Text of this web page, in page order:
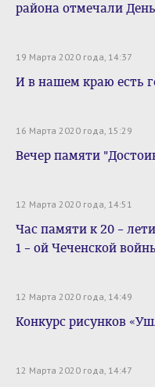
района отмечали
19 Марта 2020 года, 14:37
И в нашем краю есть
16 Марта 2020 года, 15:29
Вечер памяти
12 Марта 2020 года, 14:51
Час памяти к 20 –
1 – ой Чеченской
12 Марта 2020 года, 14:49
Конкурс рисунков
12 Марта 2020 года, 14:47